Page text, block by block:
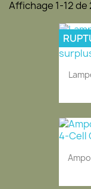
Affichage 1-12